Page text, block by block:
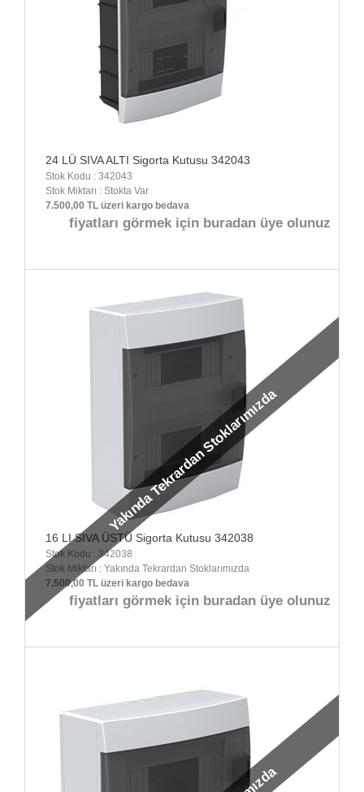
24 LÜ SIVA ALTI Sigorta Kutusu 342043
Stok Kodu : 342043
Stok Miktarı : Stokta Var
7.500,00 TL üzeri kargo bedava
fiyatları görmek için buradan üye olunuz
16 LI SIVA ÜSTÜ Sigorta Kutusu 342038
Stok Kodu : 342038
Stok Miktarı : Yakında Tekrardan Stoklarımızda
7.500,00 TL üzeri kargo bedava
Yakında Tekrardan Stoklarımızda
fiyatları görmek için buradan üye olunuz